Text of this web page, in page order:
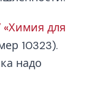
«Химия для
10323).
надо